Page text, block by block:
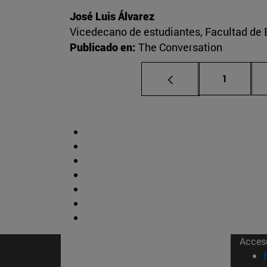
José Luis Álvarez
Vicedecano de estudiantes, Facultad de
Publicado en: The Conversation
Página
1